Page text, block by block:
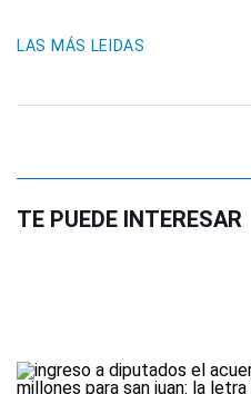
LAS MÁS LEIDAS
TE PUEDE INTERESAR